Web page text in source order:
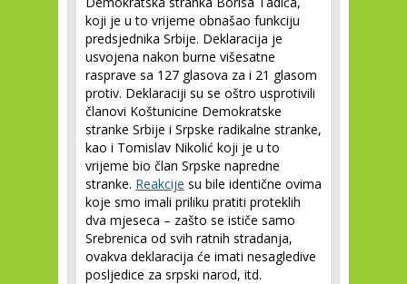
koji je u to vrijeme obnašao funkciju
predsjednika Srbije. Deklaracija je
usvojena nakon burne višesatne
rasprave sa 127 glasova za i 21 glasom
protiv. Deklaraciji su se oštro usprotivili
članovi Koštunicine Demokratske
stranke Srbije i Srpske radikalne stranke,
kao i Tomislav Nikolić koji je u to
vrijeme bio član Srpske napredne
stranke. Reakcije su bile identične ovima
koje smo imali priliku pratiti proteklih
dva mjeseca – zašto se ističe samo
Srebrenica od svih ratnih stradanja,
ovakva deklaracija će imati nesagledive
posljedice za srpski narod, itd.